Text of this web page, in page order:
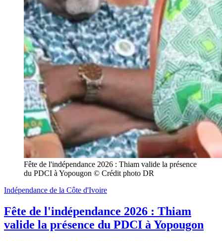
Fête de l'indépendance 2026 : Thiam valide la présence
du PDCI à Yopougon © Crédit photo DR
Indépendance de la Côte d'Ivoire
Fête de l'indépendance 2026 : Thiam
valide la présence du PDCI à Yopougon